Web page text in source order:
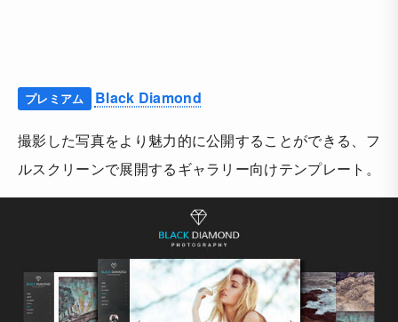
プレミアム Black Diamond
撮影した写真をより魅力的に公開することができる、フ
ルスクリーンで展開するギャラリー向けテンプレート。